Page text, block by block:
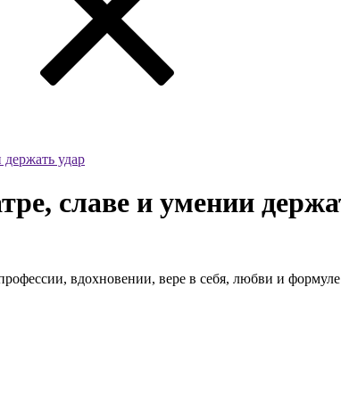
удар
славе и умении
вдохновении, вере в себя, любви и формуле